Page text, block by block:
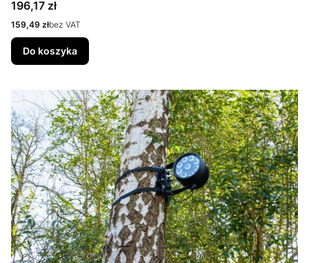
Cena
196,17 zł
Cena
159,49 złbez VAT
Do koszyka